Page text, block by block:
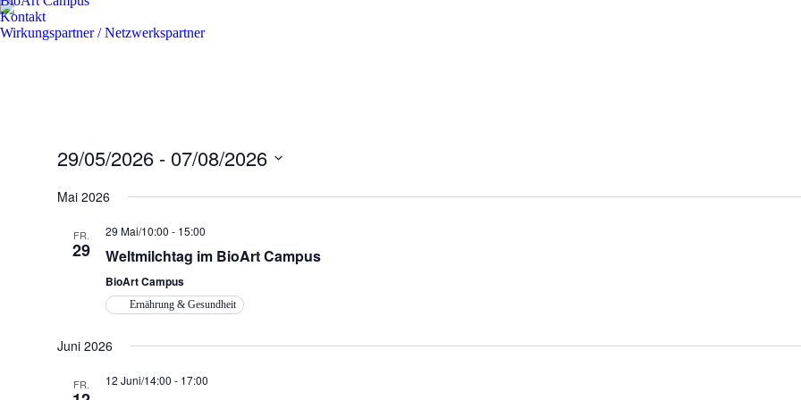
Kontakt
Wirkungspartner / Netzwerkspartner
29/05/2026 - 07/08/2026
wählen.
Mai 2026
FR.
29
29 Mai/10:00 - 15:00
Weltmilchtag im BioArt Campus
BioArt Campus
Ernährung & Gesundheit
Juni 2026
FR. 12 Juni/14:00 - 17:00